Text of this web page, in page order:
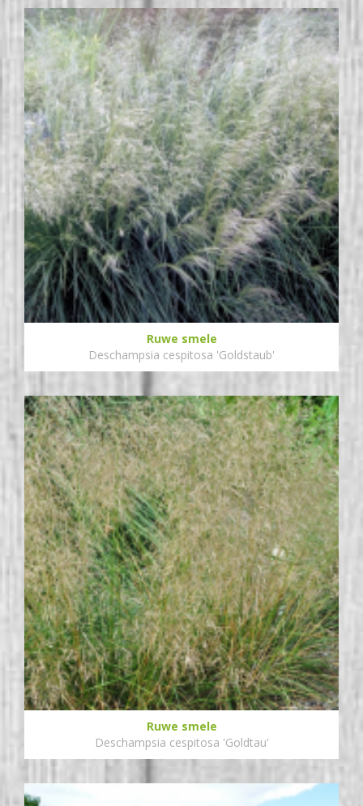
Ruwe smele
Deschampsia cespitosa 'Goldstaub'
Ruwe smele
Deschampsia cespitosa 'Goldtau'